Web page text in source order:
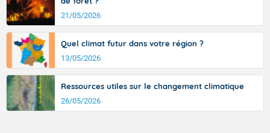
21/05/2026
Quel climat futur dans votre région ?
13/05/2026
Ressources utiles sur le changement climatique
26/05/2026